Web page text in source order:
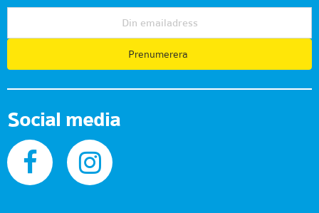
Prenumerera
Social media